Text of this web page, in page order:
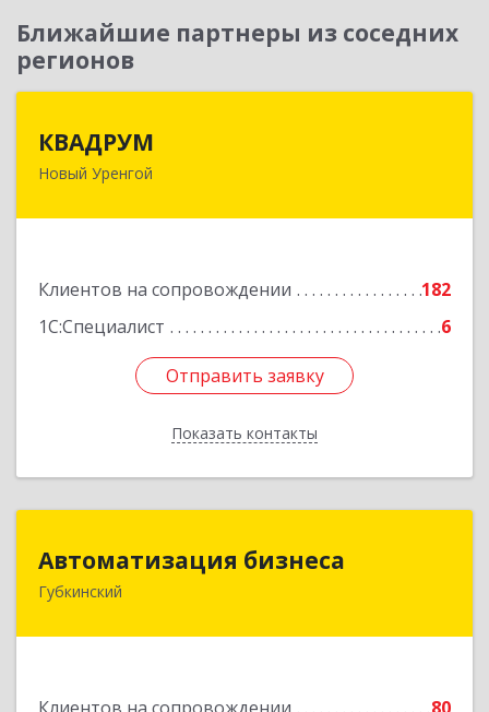
Ближайшие партнеры из соседних
регионов
КВАДРУМ
Новый Уренгой
Клиентов на сопровождении
182
1С:Специалист
6
Отправить заявку
Показать контакты
629309, Ямало-Ненецкий АО, Новый Уренгой г,
Отправить заявку
Назад
Автоматизация бизнеса
Губкинский
Автоматизация бизнеса
629830, Ямало-Ненецкий АО, Губкинский г,